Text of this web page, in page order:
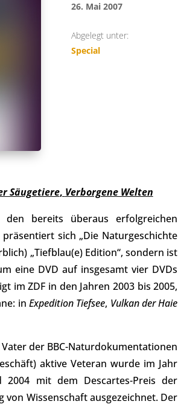
26. Mai 2007
Abgelegt unter:
Special
Säugetiere, Verborgene Welten
den bereits überaus erfolgreichen
sich „Die Naturgeschichte
„Tiefblau(e) Edition“, sondern ist
eine DVD auf insgesamt vier DVDs
im ZDF in den Jahren 2003 bis 2005,
inExpedition Tiefsee, Vulkan der Haie
der BBC-Naturdokumentationen
aktive Veteran wurde im Jahr
2004 mit dem Descartes-Preis der
Wissenschaft ausgezeichnet. Der